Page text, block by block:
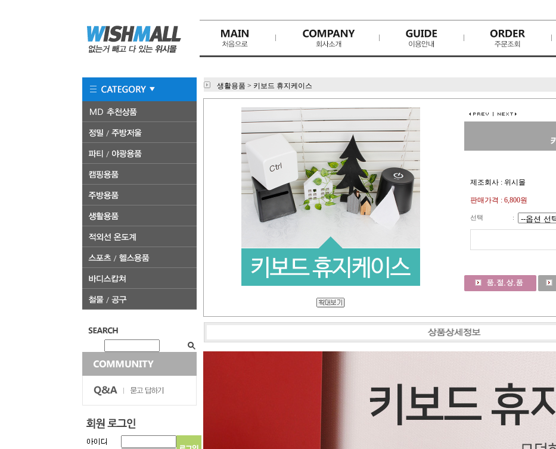
생활용품 > 키보드 휴지케이스
제조회사 : 위시몰
판매가격 : 6,800원
선택 :